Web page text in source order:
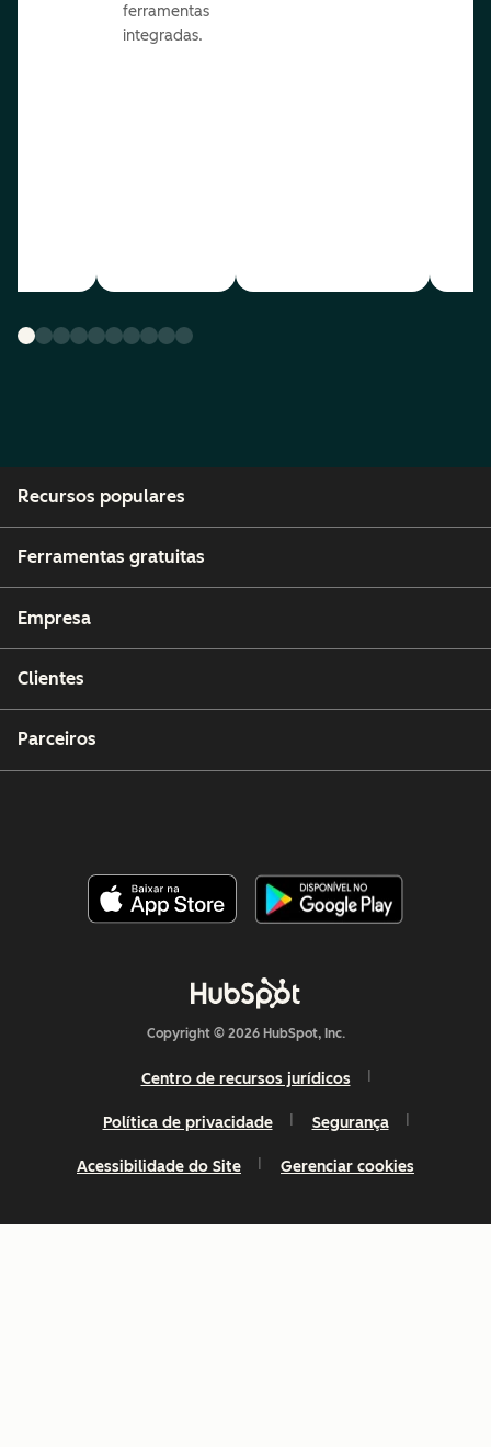
ferramentas
integradas.
Recursos populares
Ferramentas gratuitas
Empresa
Clientes
Parceiros
Copyright © 2026 HubSpot, Inc.
Centro de recursos jurídicos
Política de privacidade Segurança
Acessibilidade do Site Gerenciar cookies